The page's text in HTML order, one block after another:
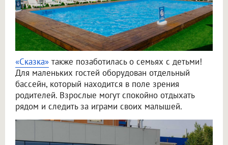
«Сказка» также позаботилась о семьях с детьми!
Для маленьких гостей оборудован отдельный
бассейн, который находится в поле зрения
родителей. Взрослые могут спокойно отдыхать
рядом и следить за играми своих малышей.